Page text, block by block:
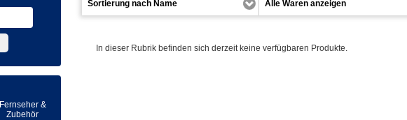
In dieser Rubrik befinden sich derzeit keine verfügbaren Produkte.
Fernseher &
Zubehör